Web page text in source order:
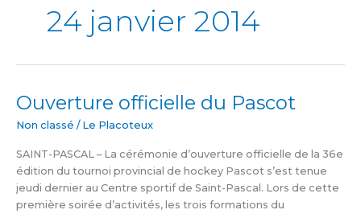
24 janvier 2014
Ouverture officielle du Pascot
Non classé / Le Placoteux
SAINT-PASCAL – La cérémonie d’ouverture officielle de la 36e
édition du tournoi provincial de hockey Pascot s’est tenue
jeudi dernier au Centre sportif de Saint-Pascal. Lors de cette
première soirée d’activités, les trois formations du
Ouverture
du
Pascot